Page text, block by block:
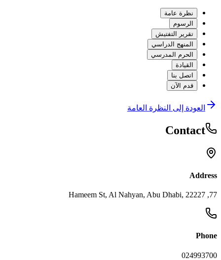
نظرة عامة
الرسوم
تقرير التفتيش
المنهج الدراسي
الحرم المدرسي
القيادة
اتصل بنا
قدم الآن
العودة إلى النظرة العامة
Contact
Address
77, Hameem St, Al Nahyan, Abu Dhabi, 22227
Phone
024993700